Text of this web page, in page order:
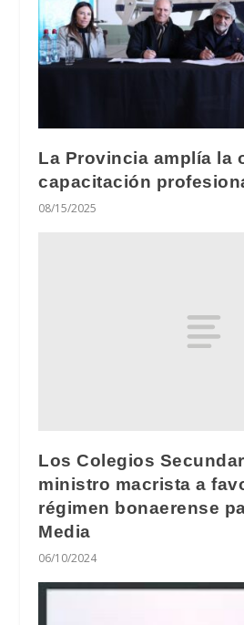
La Provincia amplía la
capacitación
08/15/2025
Los Colegios
ministro macrista a
régimen bonaerense
Media
06/10/2024